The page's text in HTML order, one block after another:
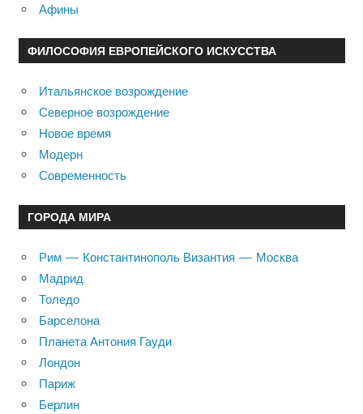
Афины
ФИЛОСОФИЯ ЕВРОПЕЙСКОГО ИСКУССТВА
Итальянское возрождение
Северное возрождение
Новое время
Модерн
Современность
ГОРОДА МИРА
Рим — Константинополь Византия — Москва
Мадрид
Толедо
Барселона
Планета Антония Гауди
Лондон
Париж
Берлин